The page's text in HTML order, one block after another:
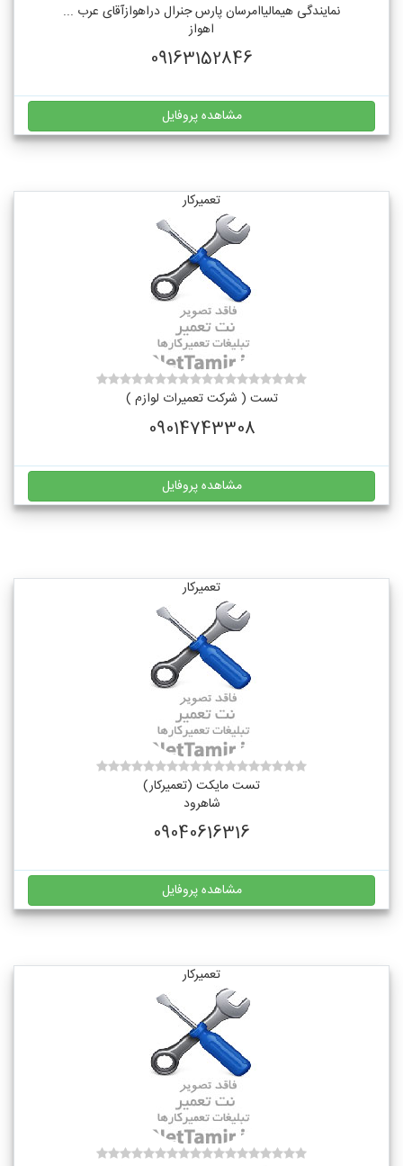
نمایندگی هیمالیاامرسان پارس جنرال دراهوازآقای عرب ...
اهواز
09163152846
مشاهده پروفایل
تعمیرکار
تست ( شرکت تعمیرات لوازم )
09014743308
مشاهده پروفایل
تعمیرکار
تست مایکت (تعمیرکار)
شاهرود
09040616316
مشاهده پروفایل
تعمیرکار